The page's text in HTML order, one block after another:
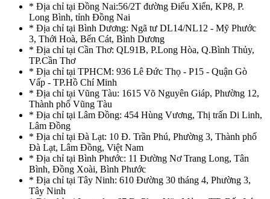
* Địa chỉ tại Đồng Nai:56/2T đường Điểu Xiển, KP8, P.
Long Bình, tỉnh Đồng Nai
* Địa chỉ tại Bình Dương: Ngã tư DL14/NL12 - Mỹ Phước
3, Thới Hoà, Bến Cát, Bình Dương
* Địa chỉ tại Cần Thơ: QL91B, P.Long Hòa, Q.Bình Thủy,
TP.Cần Thơ
* Địa chỉ tại TPHCM: 936 Lê Đức Thọ - P15 - Quận Gò
Vấp - TP.Hồ Chí Minh
* Địa chỉ tại Vũng Tàu: 1615 Võ Nguyên Giáp, Phường 12,
Thành phố Vũng Tàu
* Địa chỉ tại Lâm Đồng: 454 Hùng Vương, Thị trấn Di Linh,
Lâm Đồng
* Địa chỉ tại Đà Lạt: 10 Đ. Trần Phú, Phường 3, Thành phố
Đà Lạt, Lâm Đồng, Việt Nam
* Địa chỉ tại Bình Phước: 11 Đường Nơ Trang Long, Tân
Bình, Đồng Xoài, Bình Phước
* Địa chỉ tại Tây Ninh: 610 Đường 30 tháng 4, Phường 3,
Tây Ninh